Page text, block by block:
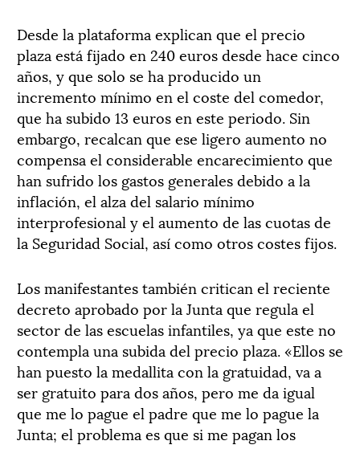
Desde la plataforma explican que el precio
plaza está fijado en 240 euros desde hace cinco
años, y que solo se ha producido un
incremento mínimo en el coste del comedor,
que ha subido 13 euros en este periodo. Sin
embargo, recalcan que ese ligero aumento no
compensa el considerable encarecimiento que
han sufrido los gastos generales debido a la
inflación, el alza del salario mínimo
interprofesional y el aumento de las cuotas de
la Seguridad Social, así como otros costes fijos.
Los manifestantes también critican el reciente
decreto aprobado por la Junta que regula el
sector de las escuelas infantiles, ya que este no
contempla una subida del precio plaza. «Ellos se
han puesto la medallita con la gratuidad, va a
ser gratuito para dos años, pero me da igual
que me lo pague el padre que me lo pague la
Junta; el problema es que si me pagan los